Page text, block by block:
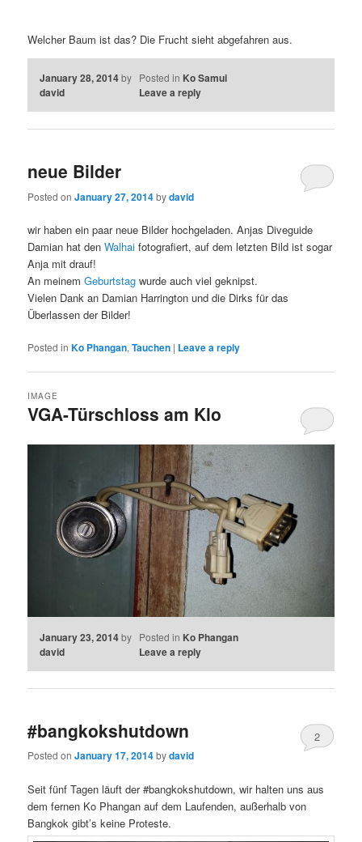
Welcher Baum ist das? Die Frucht sieht abgefahren aus.
January 28, 2014by
david
Posted in Ko Samui
Leave a reply
neue Bilder
Posted onJanuary 27, 2014bydavid
wir haben ein paar neue Bilder hochgeladen. Anjas Diveguide
Damian hat denWalhai fotografiert, auf dem letzten Bild ist sogar
Anja mit drauf!
An meinemGeburtstag wurde auch viel geknipst.
Vielen Dank an Damian Harrington und die Dirks für das
Überlassen der Bilder!
Posted in Ko Phangan,Tauchen | Leave a reply
VGA-Türschloss am Klo
IMAGE
January 23, 2014by
david
Posted in Ko Phangan
Leave a reply
#bangkokshutdown
Posted onJanuary 17, 2014bydavid
2
Seit fünf Tagen läuft der #bangkokshutdown, wir halten uns aus
dem fernen Ko Phangan auf dem Laufenden, außerhalb von
Bangkok gibt’s keine Proteste.